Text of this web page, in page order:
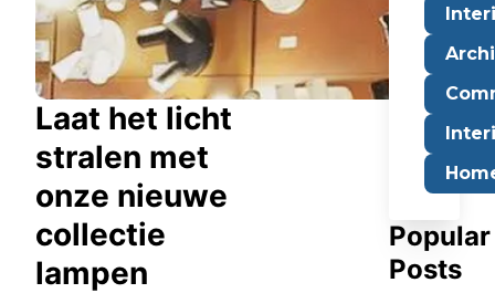
Laat het licht
stralen met
onze nieuwe
collectie
lampen
Popular
Posts